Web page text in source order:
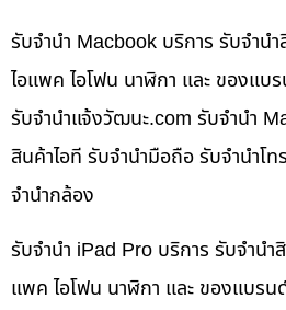
รับจำนำ Macbook บริการ รับจำน
ไอแพค ไอโฟน นาฬิกา และ ของแบ
รับจํานําแจ้งวัฒนะ.com รับจำนำ
สินค้าไอที รับจำนำมือถือ รับจำนำโ
จำนำกล้อง
รับจำนำ iPad Pro บริการ รับจำนำ
แพค ไอโฟน นาฬิกา และ ของแบรน